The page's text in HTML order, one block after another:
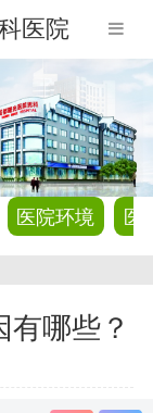
医院
医院环境 医
哪些？